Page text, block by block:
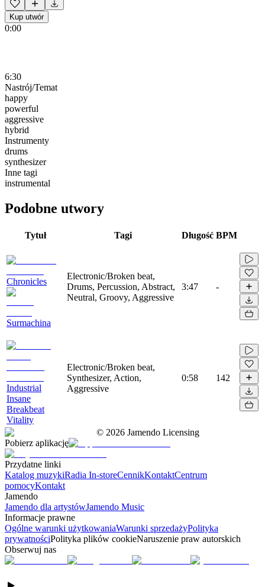
Kup utwór
0:00
6:30
Nastrój/Temat
happy
powerful
aggressive
hybrid
Instrumenty
drums
synthesizer
Inne tagi
instrumental
Podobne utwory
Tytuł Tagi Długość BPM
Chronicles
Surmachina
Electronic/Broken beat,
Drums, Percussion, Abstract,
Neutral, Groovy, Aggressive
3:47 -
Industrial
Insane
Breakbeat
Vitality
Electronic/Broken beat,
Synthesizer, Action,
Aggressive
0:58 142
© 2026 Jamendo Licensing
Pobierz aplikację
Przydatne linki
Katalog muzykiRadia In-storeCennikKontaktCentrum
pomocyKontakt
Jamendo
Jamendo dla artystówJamendo Music
Informacje prawne
Ogólne warunki użytkowaniaWarunki sprzedażyPolityka
prywatnościPolityka plików cookieNaruszenie praw autorskich
Obserwuj nas